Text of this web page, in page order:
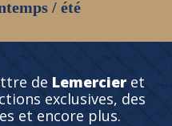
/ été
de Lemercier et
exclusives, des
et encore plus.